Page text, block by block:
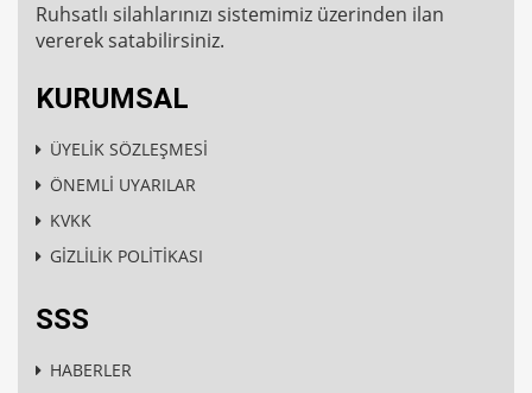
Ruhsatlı silahlarınızı sistemimiz üzerinden ilan
vererek satabilirsiniz.
KURUMSAL
ÜYELİK SÖZLEŞMESİ
ÖNEMLİ UYARILAR
KVKK
GİZLİLİK POLİTİKASI
SSS
HABERLER